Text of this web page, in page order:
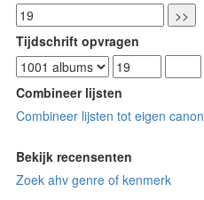
Tijdschrift opvragen
Combineer lijsten
Combineer lijsten tot eigen canon
Bekijk recensenten
Zoek ahv genre of kenmerk